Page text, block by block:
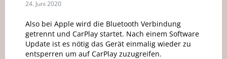
24. Juni 2020
Also bei Apple wird die Bluetooth Verbindung
getrennt und CarPlay startet. Nach einem Software
Update ist es nötig das Gerät einmalig wieder zu
entsperren um auf CarPlay zuzugreifen.